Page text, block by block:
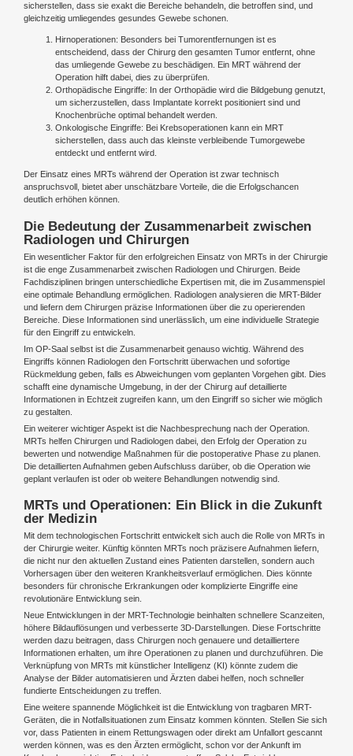
sicherstellen, dass sie exakt die Bereiche behandeln, die betroffen sind, und
gleichzeitig umliegendes gesundes Gewebe schonen.
Hirnoperationen: Besonders bei Tumorentfernungen ist es
entscheidend, dass der Chirurg den gesamten Tumor entfernt, ohne
das umliegende Gewebe zu beschädigen. Ein MRT während der
Operation hilft dabei, dies zu überprüfen.
Orthopädische Eingriffe: In der Orthopädie wird die Bildgebung genutzt,
um sicherzustellen, dass Implantate korrekt positioniert sind und
Knochenbrüche optimal behandelt werden.
Onkologische Eingriffe: Bei Krebsoperationen kann ein MRT
sicherstellen, dass auch das kleinste verbleibende Tumorgewebe
entdeckt und entfernt wird.
Der Einsatz eines MRTs während der Operation ist zwar technisch
anspruchsvoll, bietet aber unschätzbare Vorteile, die die Erfolgschancen
deutlich erhöhen können.
Die Bedeutung der Zusammenarbeit zwischen
Radiologen und Chirurgen
Ein wesentlicher Faktor für den erfolgreichen Einsatz von MRTs in der Chirurgie
ist die enge Zusammenarbeit zwischen Radiologen und Chirurgen. Beide
Fachdisziplinen bringen unterschiedliche Expertisen mit, die im Zusammenspiel
eine optimale Behandlung ermöglichen. Radiologen analysieren die MRT-Bilder
und liefern dem Chirurgen präzise Informationen über die zu operierenden
Bereiche. Diese Informationen sind unerlässlich, um eine individuelle Strategie
für den Eingriff zu entwickeln.
Im OP-Saal selbst ist die Zusammenarbeit genauso wichtig. Während des
Eingriffs können Radiologen den Fortschritt überwachen und sofortige
Rückmeldung geben, falls es Abweichungen vom geplanten Vorgehen gibt. Dies
schafft eine dynamische Umgebung, in der der Chirurg auf detaillierte
Informationen in Echtzeit zugreifen kann, um den Eingriff so sicher wie möglich
zu gestalten.
Ein weiterer wichtiger Aspekt ist die Nachbesprechung nach der Operation.
MRTs helfen Chirurgen und Radiologen dabei, den Erfolg der Operation zu
bewerten und notwendige Maßnahmen für die postoperative Phase zu planen.
Die detaillierten Aufnahmen geben Aufschluss darüber, ob die Operation wie
geplant verlaufen ist oder ob weitere Behandlungen notwendig sind.
MRTs und Operationen: Ein Blick in die Zukunft
der Medizin
Mit dem technologischen Fortschritt entwickelt sich auch die Rolle von MRTs in
der Chirurgie weiter. Künftig könnten MRTs noch präzisere Aufnahmen liefern,
die nicht nur den aktuellen Zustand eines Patienten darstellen, sondern auch
Vorhersagen über den weiteren Krankheitsverlauf ermöglichen. Dies könnte
besonders für chronische Erkrankungen oder komplizierte Eingriffe eine
revolutionäre Entwicklung sein.
Neue Entwicklungen in der MRT-Technologie beinhalten schnellere Scanzeiten,
höhere Bildauflösungen und verbesserte 3D-Darstellungen. Diese Fortschritte
werden dazu beitragen, dass Chirurgen noch genauere und detailliertere
Informationen erhalten, um ihre Operationen zu planen und durchzuführen. Die
Verknüpfung von MRTs mit künstlicher Intelligenz (KI) könnte zudem die
Analyse der Bilder automatisieren und Ärzten dabei helfen, noch schneller
fundierte Entscheidungen zu treffen.
Eine weitere spannende Möglichkeit ist die Entwicklung von tragbaren MRT-
Geräten, die in Notfallsituationen zum Einsatz kommen könnten. Stellen Sie sich
vor, dass Patienten in einem Rettungswagen oder direkt am Unfallort gescannt
werden können, was es den Ärzten ermöglicht, schon vor der Ankunft im